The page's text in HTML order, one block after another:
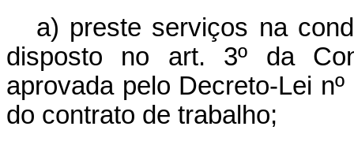
a) preste serviços na
disposto no art. 3º da
aprovada pelo Decreto-Lei
do contrato de trabalho;